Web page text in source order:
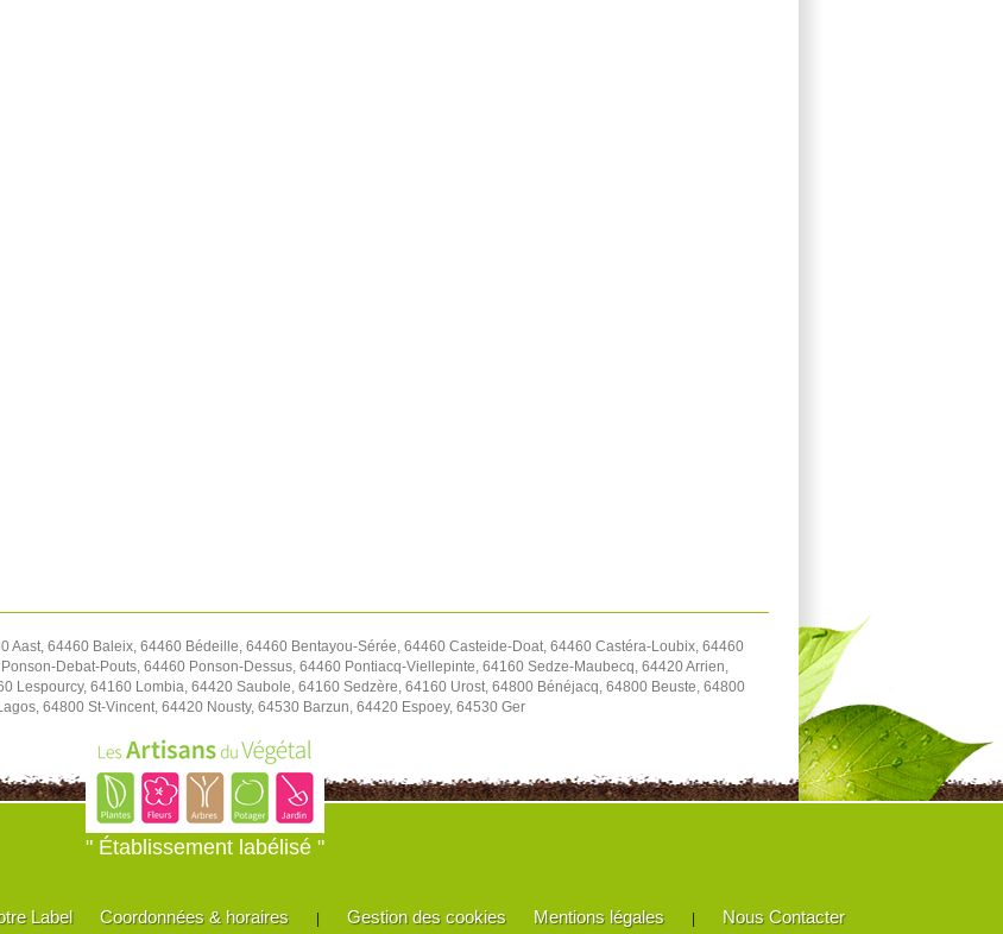
Aast, 64460 Baleix, 64460 Bédeille, 64460 Bentayou-Sérée, 64460 Casteide-Doat, 64460 Castéra-Loubix, 64460
Debat-Pouts, 64460 Ponson-Dessus, 64460 Pontiacq-Viellepinte, 64160 Sedze-Maubecq, 64420 Arrien,
Lespourcy, 64160 Lombia, 64420 Saubole, 64160 Sedzère, 64160 Urost, 64800 Bénéjacq, 64800 Beuste, 64800
64800 St-Vincent, 64420 Nousty, 64530 Barzun, 64420 Espoey, 64530 Ger
" Établissement labélisé "
Label Coordonnées & horaires | Gestion des cookies Mentions légales | Nous Contacter